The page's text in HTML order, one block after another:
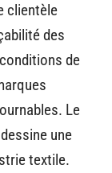
clientèle
des
de
Le
une
textile.